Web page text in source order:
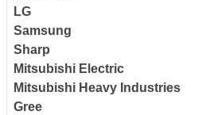
LG
Samsung
Sharp
Mitsubishi Electric
Mitsubishi Heavy Industries
Gree